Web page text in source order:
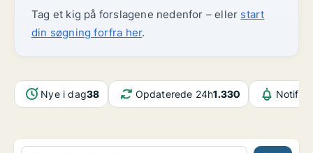
Tag et kig på forslagene nedenfor – eller start
din søgning forfra her.
Nye i dag38 Opdaterede 24h1.330